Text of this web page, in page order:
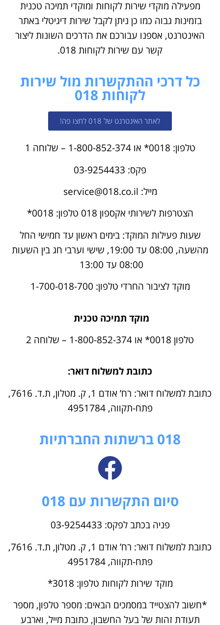
מפעילה מוקדי שירות לקוחות ומוקדי תמיכה טכנית
בזמינות גבוה כמו כן ניתן לקבל שירות דיגיטלי באתר
האינטרנט, אספנו עבורכם את הדרכים השונות ליצור
קשר עם שירות לקוחות 018.
כל דרכי ההתקשרות מול שירות
לקוחות 018
לאתר האינטרנט של 018 לחצו פה!
טלפון: 0018* או 1-800-852-374 – שלוחה 1
פקס: 03-9254433
מייל: service@018.co.il
הצטרפות לשירותי אקספון 018 טלפון: 0018*
שעות פעילות המוקד: בימים ראשון עד חמישי החל
מהשעה, 08:00 עד 19:00, שישי וערבי חג בין השעות
08:00 עד 13:00
מוקד לציבור החרדי טלפון: 1-700-018-700
מוקד תמיכה טכנית
טלפון 0018* או 1-800-852-374 – שלוחה 2
כתובת למשלוח דואר:
כתובת למשלוח דואר: רח’ אודם 1, ק. מטלון, ת.ד. 7616,
פתח-תקווה, 4951784
018 ברשתות החברתיות
סיום התקשרות עם 018
פניה בכתב לפקס: 03-9254433
כתובת למשלוח דואר: רח’ אודם 1, ק. מטלון, ת.ד. 7616,
פתח-תקווה, 4951784
מוקד שירות לקוחות טלפון: 3018*
*חשוב להצטייד במסמכים הבאים: מספר טלפון, מספר
תעודת זהות של בעל החשבון, כתובת מייל, וארבע